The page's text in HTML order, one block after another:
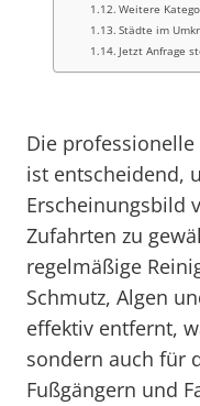
Weitere
Städte im
Jetzt Anfrage
Die
ist entscheidend,
Erscheinungsbild
Zufahrten zu
regelmäßige
Schmutz, Algen
effektiv entfernt,
sondern auch für
Fußgängern und